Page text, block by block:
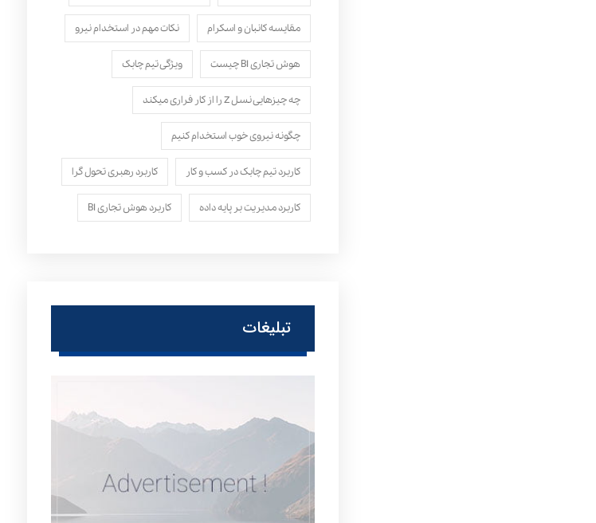
مقایسه کانبان و اسکرام نکات مهم در استخدام نیرو
هوش تجاری BI چیست ویژگی تیم چابک
چه چیزهایی نسل Z را از کار فراری میکند
چگونه نیروی خوب استخدام کنیم
کاربرد تیم چابک در کسب و کار کاربرد رهبری تحول‌ گرا
کاربرد مدیریت بر پایه داده کاربرد هوش تجاری BI
تبلیغات